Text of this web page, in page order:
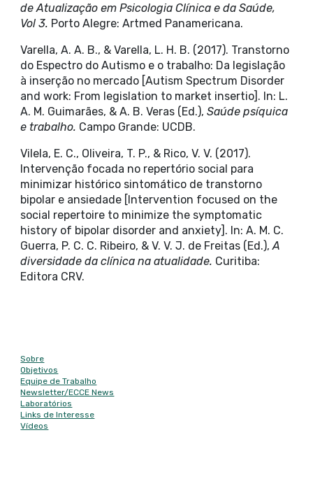
de Atualização em Psicologia Clínica e da Saúde,
Vol 3. Porto Alegre: Artmed Panamericana.
Varella, A. A. B., & Varella, L. H. B. (2017). Transtorno
do Espectro do Autismo e o trabalho: Da legislação
à inserção no mercado [Autism Spectrum Disorder
and work: From legislation to market insertio]. In: L.
A. M. Guimarães, & A. B. Veras (Ed.),Saúde psíquica
e trabalho. Campo Grande: UCDB.
Vilela, E. C., Oliveira, T. P., & Rico, V. V. (2017).
Intervenção focada no repertório social para
minimizar histórico sintomático de transtorno
bipolar e ansiedade [Intervention focused on the
social repertoire to minimize the symptomatic
history of bipolar disorder and anxiety]. In: A. M. C.
Guerra, P. C. C. Ribeiro, & V. V. J. de Freitas (Ed.),A
diversidade da clínica na atualidade. Curitiba:
Editora CRV.
Sobre
Objetivos
Equipe de Trabalho
Newsletter/ECCE News
Laboratórios
Links de Interesse
Vídeos